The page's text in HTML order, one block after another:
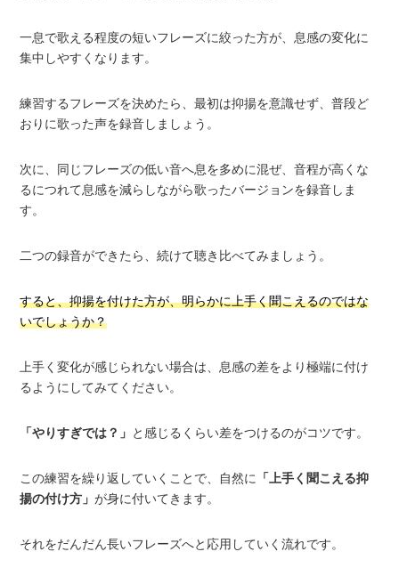
一息で歌える程度の短いフレーズに絞った方が、息感の変化に
集中しやすくなります。
練習するフレーズを決めたら、最初は抑揚を意識せず、普段ど
おりに歌った声を録音しましょう。
次に、同じフレーズの低い音へ息を多めに混ぜ、音程が高くな
るにつれて息感を減らしながら歌ったバージョンを録音しま
す。
二つの録音ができたら、続けて聴き比べてみましょう。
すると、抑揚を付けた方が、明らかに上手く聞こえるのではな
いでしょうか？
上手く変化が感じられない場合は、息感の差をより極端に付け
るようにしてみてください。
「やりすぎでは？」 と感じるくらい差をつけるのがコツです。
この練習を繰り返していくことで、自然に
「上手く聞こえる抑
揚の付け方」が身に付いてきます。
それをだんだん長いフレーズへと応用していく流れです。